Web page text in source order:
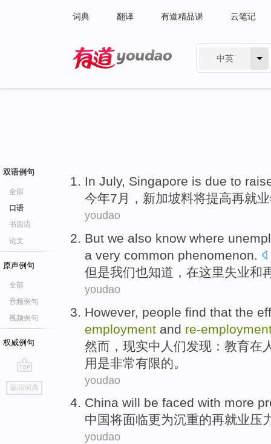
词典 翻译 有道精品课 云笔记
中英
双语例句
全部
口语
书面语
论文
原声例句
全部
音频例句
视频例句
权威例句
go
top
返回词典
In July, Singapore is due to
今年7月， 新加坡料将提高再就
youdao
But we also know where
a very common phenomenon.
但是我们也知道 ，在这里失业和
youdao
However, people find that the
employment and re-
然而 ，现实中 人们发现 ： 教育在
用是非常有限的。
youdao
China will be faced with more
中国将面临更为沉重的再就业压
youdao